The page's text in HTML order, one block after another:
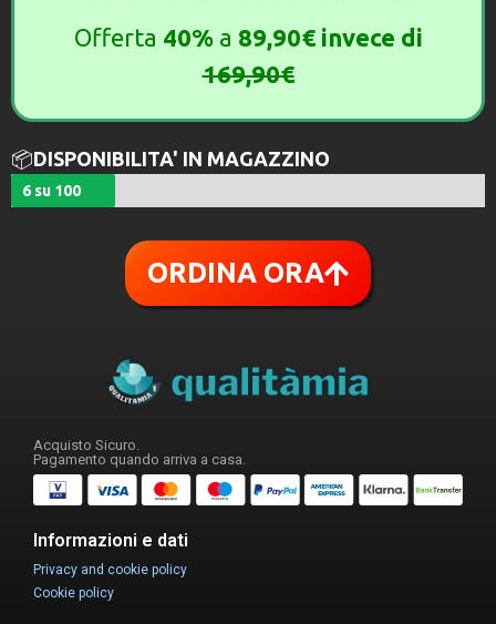
Offerta 40%a 89,90€ invece di
169,90€
📦DISPONIBILITA' IN MAGAZZINO
6 su 100
ORDINA ORA
Acquisto Sicuro.
Pagamento quando arriva a casa.
Informazioni e dati
Privacy and cookie policy
Cookie policy